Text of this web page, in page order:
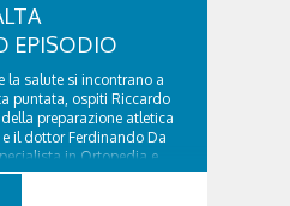
EPISODIO
la salute si incontrano a
puntata, ospiti Riccardo
preparazione atletica
il dottor Ferdinando Da
in Ortopedia e
Cortina. GVM...